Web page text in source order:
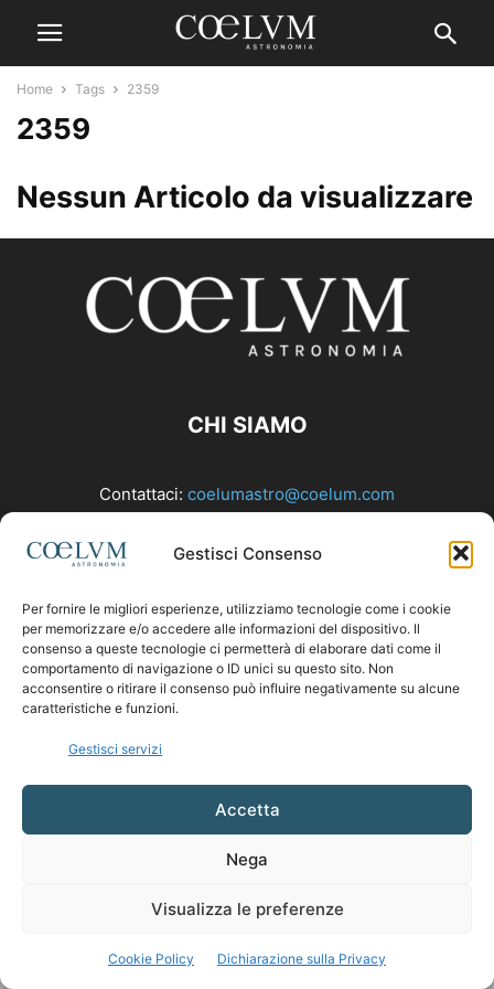
Gestisci Consenso
Per fornire le migliori esperienze, utilizziamo tecnologie come i cookie
per memorizzare e/o accedere alle informazioni del dispositivo. Il
consenso a queste tecnologie ci permetterà di elaborare dati come il
comportamento di navigazione o ID unici su questo sito. Non
acconsentire o ritirare il consenso può influire negativamente su alcune
caratteristiche e funzioni.
Gestisci servizi
Accetta
Nega
Visualizza le preferenze
Cookie Policy Dichiarazione sulla Privacy
Home Tags 2359
2359
Nessun Articolo da visualizzare
CHI SIAMO
Contattaci: coelumastro@coelum.com
SEGUICI